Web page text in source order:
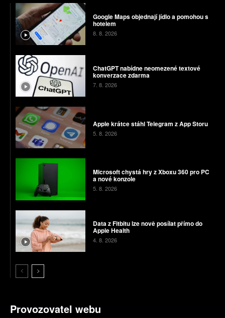
Google Maps objednají jídlo a pomohou s
hotelem
8. 8. 2026
ChatGPT nabídne neomezené textové
konverzace zdarma
7. 8. 2026
Apple krátce stáhl Telegram z App Storu
5. 8. 2026
Microsoft chystá hry z Xboxu 360 pro PC
a nové konzole
5. 8. 2026
Data z Fitbitu lze nově posílat přímo do
Apple Health
4. 8. 2026
Provozovatel webu